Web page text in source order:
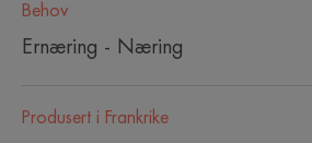
Behov
Ernæring - Næring
Produsert i Frankrike